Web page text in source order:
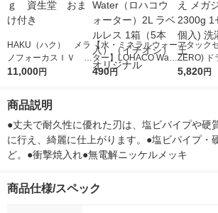
HAKU（ハク） メラ
ノフォーカスＩＶ 4
5ｇ 資生堂 おまけ
11,000円
【水・ミネラルウォー
ター】LOHACO Wate
r（ロハコウォータ
490円
アタック
ZERO) ド
詰め替え
5,820円
商品説明
●丈夫で耐久性に優れた刃は、塩ビパイプや硬
に行え、綺麗に仕上がります。●塩ビパイプ・
ど。●衝撃焼入れ●無電解ニッケルメッキ
商品仕様/スペック